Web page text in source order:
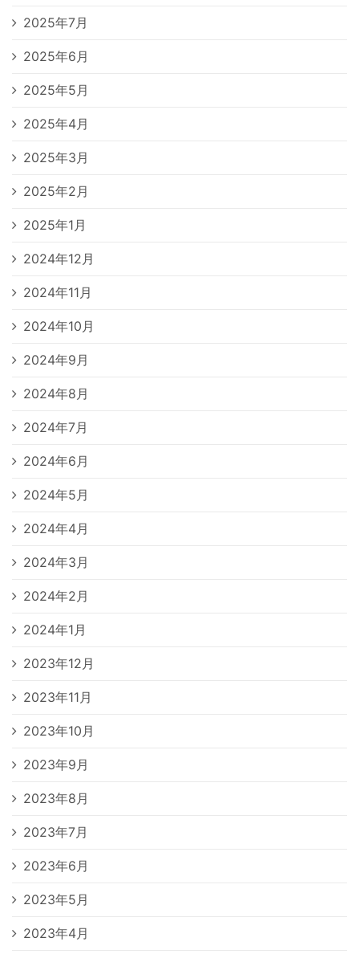
2025年7月
2025年6月
2025年5月
2025年4月
2025年3月
2025年2月
2025年1月
2024年12月
2024年11月
2024年10月
2024年9月
2024年8月
2024年7月
2024年6月
2024年5月
2024年4月
2024年3月
2024年2月
2024年1月
2023年12月
2023年11月
2023年10月
2023年9月
2023年8月
2023年7月
2023年6月
2023年5月
2023年4月